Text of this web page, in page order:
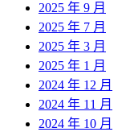
2025 年 9 月
2025 年 7 月
2025 年 3 月
2025 年 1 月
2024 年 12 月
2024 年 11 月
2024 年 10 月